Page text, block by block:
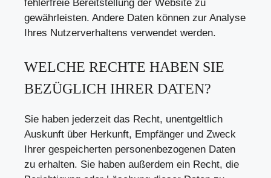
fehlerfreie Bereitstellung der Website zu
gewährleisten. Andere Daten können zur Analyse
Ihres Nutzerverhaltens verwendet werden.
WELCHE RECHTE HABEN SIE
BEZÜGLICH IHRER DATEN?
Sie haben jederzeit das Recht, unentgeltlich
Auskunft über Herkunft, Empfänger und Zweck
Ihrer gespeicherten personenbezogenen Daten
zu erhalten. Sie haben außerdem ein Recht, die